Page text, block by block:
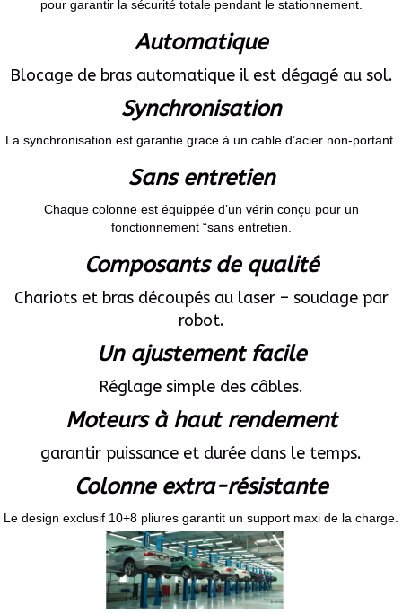
pour garantir la sécurité totale pendant le stationnement.
Automatique
Blocage de bras automatique il est dégagé au sol.
Synchronisation
La synchronisation est garantie grace à un cable d’acier non-portant.
Sans entretien
Chaque colonne est équippée d’un vérin conçu pour un
fonctionnement “sans entretien.
Composants de qualité
Chariots et bras découpés au laser – soudage par
robot.
Un ajustement facile
Réglage simple des câbles.
Moteurs à haut rendement
garantir puissance et durée dans le temps.
Colonne extra-résistante
Le design exclusif 10+8 pliures garantit un support maxi de la charge.